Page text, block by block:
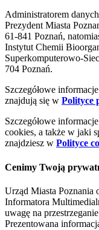
Administratorem
Prezydent Miasta
61-841 Poznań,
Instytut Chemii
Superkomputerowo-
704 Poznań.
Szczegółowe
znajdują się w Polityce
Szczegółowe
cookies, a także w jaki
znajdziesz w Polityce
Cenimy Twoją
Urząd Miasta Poznania
Informatora
uwagę na
Prezentowana